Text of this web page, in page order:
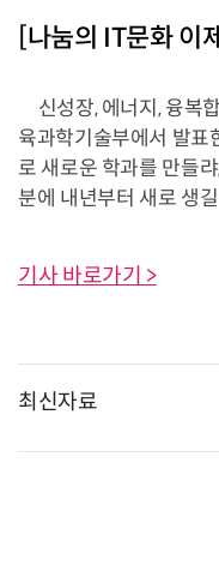
[나눔의 IT문화 이
신성장, 에너지, 융복
육과학기술부에서 발표
로 새로운 학과를 만들
분에 내년부터 새로 생
기사 바로가기 >
최신자료